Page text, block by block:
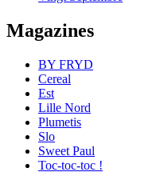
Magazines
BY FRYD
Cereal
Est
Lille Nord
Plumetis
Slo
Sweet Paul
Toc-toc-toc !